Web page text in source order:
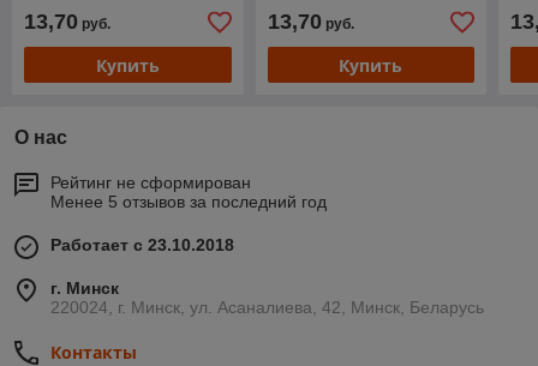
13,70 руб.
Купить
13,70руб.
Купить
О нас
Рейтинг не сформирован
Менее 5 отзывов за последний год
Работает с 23.10.2018
г. Минск
220024, г. Минск, ул. Асаналиева, 42, Минск, Беларусь
Контакты